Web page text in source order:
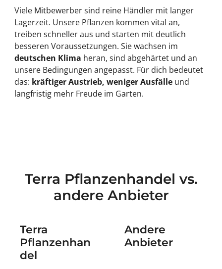
Viele Mitbewerber sind reine Händler mit langer
Lagerzeit. Unsere Pflanzen kommen vital an,
treiben schneller aus und starten mit deutlich
besseren Voraussetzungen. Sie wachsen im
deutschen Klima heran, sind abgehärtet und an
unsere Bedingungen angepasst. Für dich bedeutet
das: kräftiger Austrieb, weniger Ausfälle und
langfristig mehr Freude im Garten.
Terra Pflanzenhandel vs.
andere Anbieter
Terra
Pflanzenhan
del
Andere
Anbieter